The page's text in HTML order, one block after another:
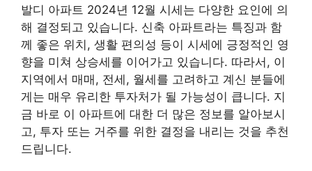
발디 아파트 2024년 12월 시세는 다양한 요인에 의
해 결정되고 있습니다. 신축 아파트라는 특징과 함
께 좋은 위치, 생활 편의성 등이 시세에 긍정적인 영
향을 미쳐 상승세를 이어가고 있습니다. 따라서, 이
지역에서 매매, 전세, 월세를 고려하고 계신 분들에
게는 매우 유리한 투자처가 될 가능성이 큽니다. 지
금 바로 이 아파트에 대한 더 많은 정보를 알아보시
고, 투자 또는 거주를 위한 결정을 내리는 것을 추천
드립니다.